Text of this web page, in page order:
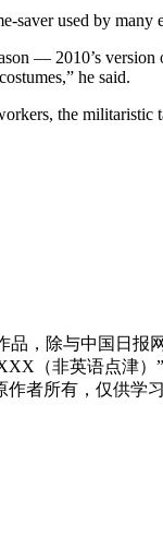
saver used by
— 2010’s
he said.
the
，除与中国日
（非英语点津
者所有，仅供学